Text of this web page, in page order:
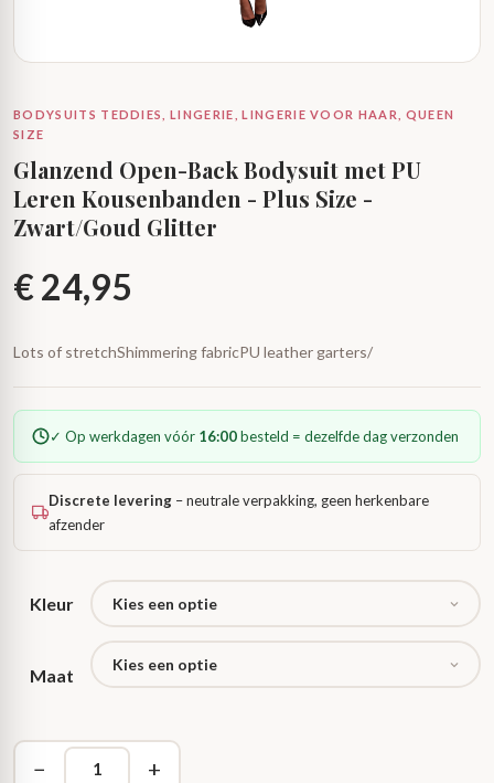
BODYSUITS TEDDIES, LINGERIE, LINGERIE VOOR HAAR, QUEEN
SIZE
Glanzend Open-Back Bodysuit met PU
Leren Kousenbanden - Plus Size -
Zwart/Goud Glitter
€24,95
Lots of stretchShimmering fabricPU leather garters/
✓ Op werkdagen vóór 16:00besteld = dezelfde dag verzonden
Discrete levering – neutrale verpakking, geen herkenbare
afzender
Kleur
Maat
− +